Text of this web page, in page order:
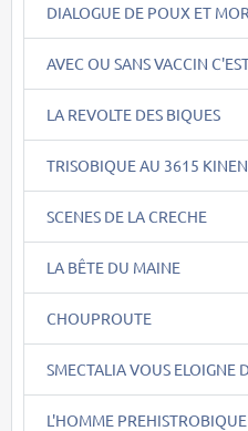
DIALOGUE DE POUX ET
AVEC OU SANS VACCIN
LA REVOLTE DES BIQUES
TRISOBIQUE AU 3615
SCENES DE LA CRECHE
LA BÊTE DU MAINE
CHOUPROUTE
SMECTALIA VOUS ELOIGNE
L'HOMME PREHISTROBIQUE